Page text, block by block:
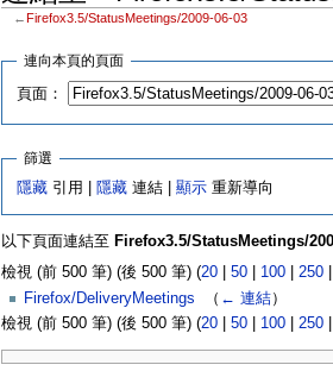
← Firefox3.5/StatusMeetings/2009-06-03
連向本頁的頁面
頁面：
篩選
隱藏 引用 | 隱藏 連結 |顯示 重新導向
以下頁面連結至 Firefox3.5/StatusMeetings/
檢視 (前 500 筆) (後 500 筆) (20| 50| 100| 250
Firefox/DeliveryMeetings
（ ← 連結）
檢視 (前 500 筆) (後 500 筆) (20| 50| 100| 250